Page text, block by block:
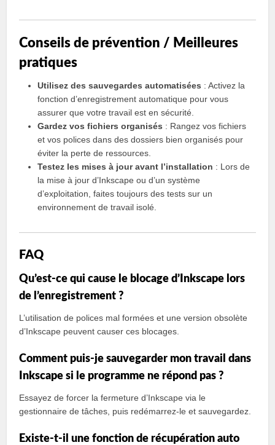
Conseils de prévention / Meilleures
pratiques
Utilisez des sauvegardes automatisées : Activez la
fonction d’enregistrement automatique pour vous
assurer que votre travail est en sécurité.
Gardez vos fichiers organisés : Rangez vos fichiers
et vos polices dans des dossiers bien organisés pour
éviter la perte de ressources.
Testez les mises à jour avant l’installation : Lors de
la mise à jour d’Inkscape ou d’un système
d’exploitation, faites toujours des tests sur un
environnement de travail isolé.
FAQ
Qu’est-ce qui cause le blocage d’Inkscape lors
de l’enregistrement ?
L’utilisation de polices mal formées et une version obsolète
d’Inkscape peuvent causer ces blocages.
Comment puis-je sauvegarder mon travail dans
Inkscape si le programme ne répond pas ?
Essayez de forcer la fermeture d’Inkscape via le
gestionnaire de tâches, puis redémarrez-le et sauvegardez.
Existe-t-il une fonction de récupération auto